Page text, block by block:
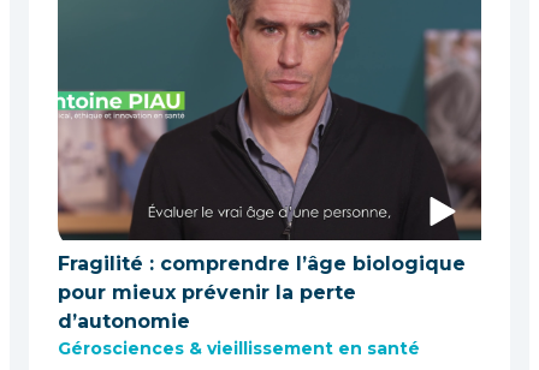
Fragilité : comprendre l’âge biologique
pour mieux prévenir la perte
d’autonomie
Gérosciences & vieillissement en santé